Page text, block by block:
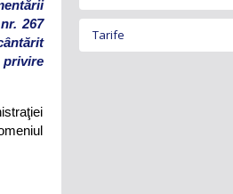
267
privire
Tarife